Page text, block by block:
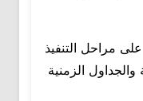
مراحل التنفيذ
والجداول الزمنية